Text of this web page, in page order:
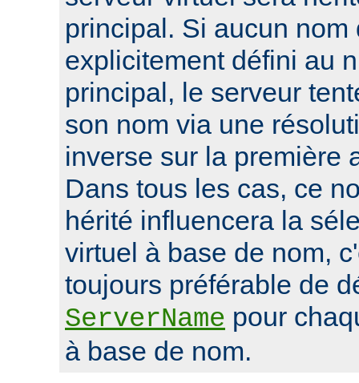
principal. Si aucun nom
explicitement défini au
principal, le serveur
son nom via une
inverse sur la première
Dans tous les cas, ce
hérité influencera la
virtuel à base de nom,
toujours préférable de
ServerName pour
à base de nom.